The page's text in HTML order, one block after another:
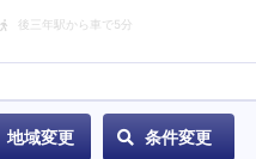
後三年駅から車で5分
地域変更 条件変更